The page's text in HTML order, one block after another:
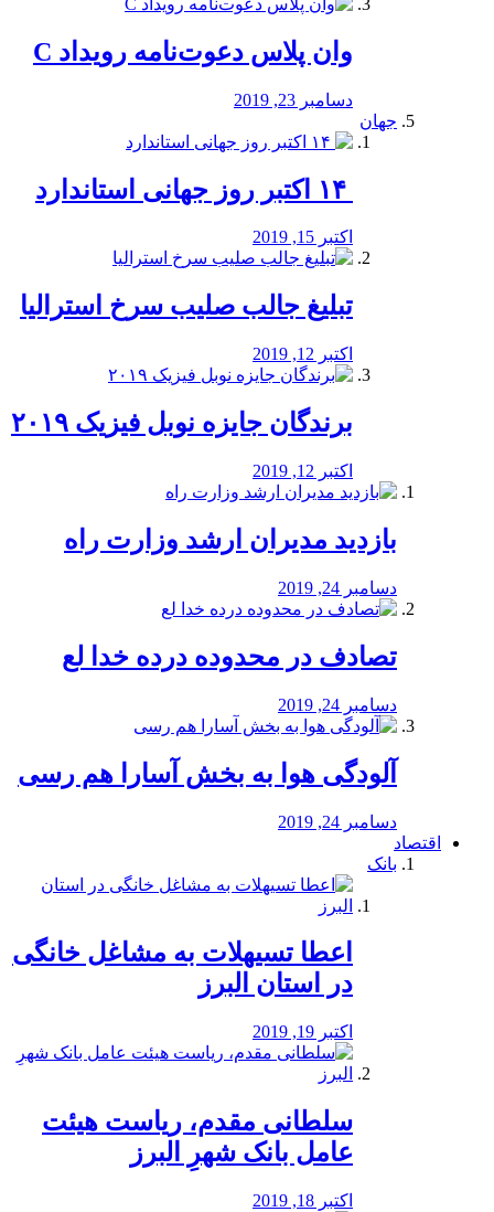
وان پلاس دعوت‌نامه رویداد C
دسامبر 23, 2019
جهان
اکتبر 15, 2019
تبلیغ جالب صلیب سرخ استرالیا
اکتبر 12, 2019
برندگان جایزه نوبل فیزیک ۲۰۱۹
اکتبر 12, 2019
بازدید مدیران ارشد وزارت راه
دسامبر 24, 2019
تصادف در محدوده درده خدا لع
دسامبر 24, 2019
آلودگی هوا به بخش آسارا هم رسی
دسامبر 24, 2019
اقتصاد
بانک
️اعطا تسیهلات به مشاغل خانگی
در استان البرز
اکتبر 19, 2019
سلطانی مقدم، ریاست هیئت
عامل بانک شهرِ البرز
اکتبر 18, 2019